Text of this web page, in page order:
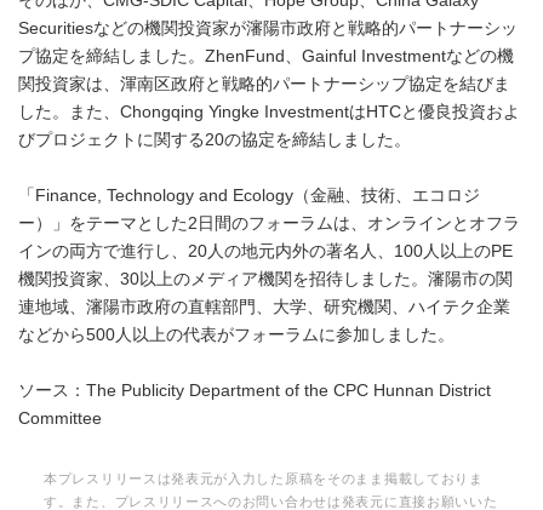
Securitiesなどの機関投資家が瀋陽市政府と戦略的パートナーシッ
プ協定を締結しました。ZhenFund、Gainful Investmentなどの機
関投資家は、渾南区政府と戦略的パートナーシップ協定を結びま
した。また、Chongqing Yingke InvestmentはHTCと優良投資およ
びプロジェクトに関する20の協定を締結しました。
「Finance, Technology and Ecology（金融、技術、エコロジ
ー）」をテーマとした2日間のフォーラムは、オンラインとオフラ
インの両方で進行し、20人の地元内外の著名人、100人以上のPE
機関投資家、30以上のメディア機関を招待しました。瀋陽市の関
連地域、瀋陽市政府の直轄部門、大学、研究機関、ハイテク企業
などから500人以上の代表がフォーラムに参加しました。
ソース：The Publicity Department of the CPC Hunnan District
Committee
本プレスリリースは発表元が入力した原稿をそのまま掲載しておりま
す。また、プレスリリースへのお問い合わせは発表元に直接お願いいた